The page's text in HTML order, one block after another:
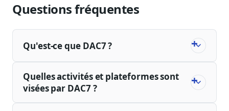
Questions fréquentes
Qu'est-ce que DAC7 ?
Quelles activités et plateformes sont
visées par DAC7 ?